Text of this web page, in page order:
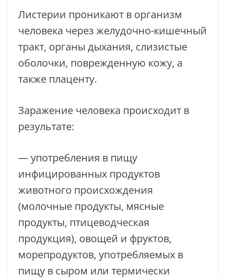
Листерии проникают в организм
человека через желудочно-кишечный
тракт, органы дыхания, слизистые
оболочки, поврежденную кожу, а
также плаценту.
Заражение человека происходит в
результате:
— употребления в пищу
инфицированных продуктов
животного происхождения
(молочные продукты, мясные
продукты, птицеводческая
продукция), овощей и фруктов,
морепродуктов, употребляемых в
пищу в сыром или термически